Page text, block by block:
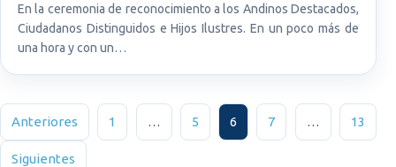
En la ceremonia de reconocimiento a los Andinos Destacados,
Ciudadanos Distinguidos e Hijos Ilustres. En un poco más de
una hora y con un…
Paginación de entradas
Anteriores 1 … 5 6 7 … 13
Siguientes